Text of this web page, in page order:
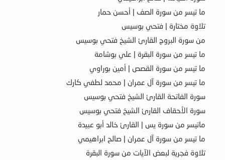
ما تيسر من سورة الصف | أحسن حمار
تلاوة مختارة | فتحي بوسيس
من سورة البروج القارئ الشيخ فتحي بوسيس
ما تيسر من سورة البقرة | علي بوشامة
ما تيسر من سورة القصص | أمين بوراوي
ما تيسر من سورة آل عمران | محمد لطفي كارك
سورة الفاتحة القارئ الشيخ فتحي بوسيس
سورة الأحقاف القارئ الشيخ فتحي بوسيس
ماتيسر من سورة يس | القارئ خالد أبو عبيدة
ما تيسر من سورة آل عمران | صالح ابراهيمي
تلاوة فجرية لبعض الآيات من سورة البقرة